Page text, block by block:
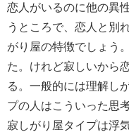
恋人がいるのに他の異
うところで、恋人と別
がり屋の特徴でしょう
た。けれど寂しいから
る。一般的には理解し
プの人はこういった思
寂しがり屋タイプは浮